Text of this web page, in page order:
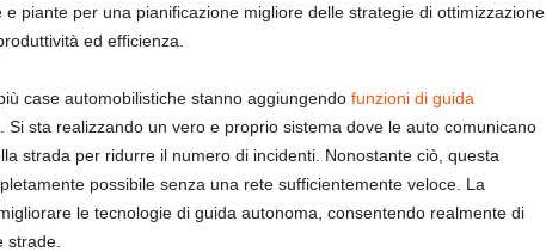
piante per una pianificazione migliore delle strategie di ottimizzazione
ed efficienza.
case automobilistiche stanno aggiungendo funzioni di guida
Si sta realizzando un vero e proprio sistema dove le auto comunicano
strada per ridurre il numero di incidenti. Nonostante ciò, questa
possibile senza una rete sufficientemente veloce. La
le tecnologie di guida autonoma, consentendo realmente di
strade.